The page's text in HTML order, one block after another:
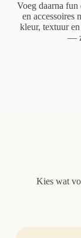
Voeg daarna fun
en accessoires
kleur, textuur
—
Kies wat